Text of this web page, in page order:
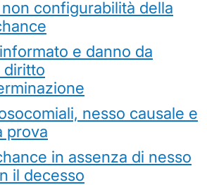
configurabilità della
e danno da
diritto
nesso causale e
prova
in assenza di nesso
il decesso